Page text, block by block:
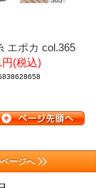
エポカ col.365
円(税込)
ージへ